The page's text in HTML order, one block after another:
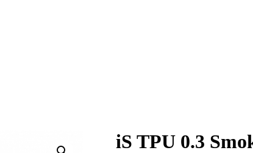
iS TPU 0.3